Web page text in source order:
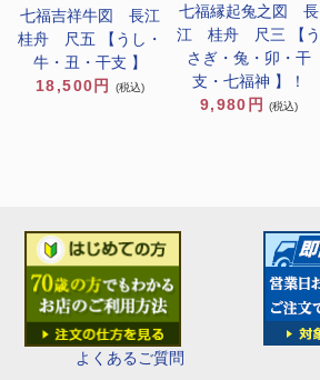
よくあるご質問
七福吉祥牛図 長江
桂舟 尺五 【うし・
牛・丑・干支 】
18,500円
(税込)
七福縁起兔之図 長
江 桂舟 尺三 【う
さぎ・兔・卯・干
支・七福神 】！
9,980円 (税込)